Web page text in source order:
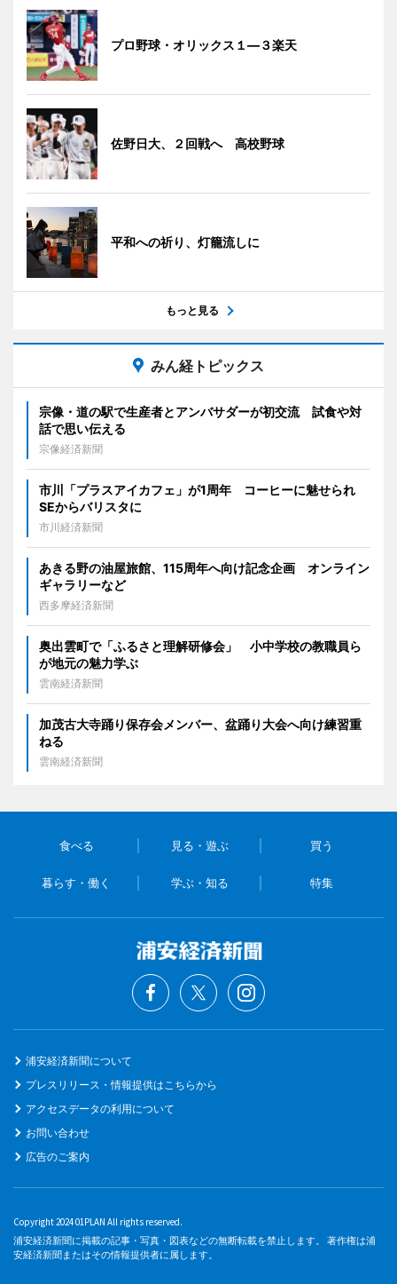
プロ野球・オリックス１―３楽天
佐野日大、２回戦へ 高校野球
平和への祈り、灯籠流しに
もっと見る
みん経トピックス
宗像・道の駅で生産者とアンバサダーが初交流 試食や対
話で思い伝える
宗像経済新聞
市川「プラスアイカフェ」が1周年 コーヒーに魅せられ
SEからバリスタに
市川経済新聞
あきる野の油屋旅館、115周年へ向け記念企画 オンライン
ギャラリーなど
西多摩経済新聞
奥出雲町で「ふるさと理解研修会」 小中学校の教職員ら
が地元の魅力学ぶ
雲南経済新聞
加茂古大寺踊り保存会メンバー、盆踊り大会へ向け練習重
ねる
雲南経済新聞
食べる 見る・遊ぶ 買う
暮らす・働く 学ぶ・知る 特集
浦安経済新聞について
プレスリリース・情報提供はこちらから
アクセスデータの利用について
お問い合わせ
広告のご案内
Copyright 2024 01PLAN All rights reserved.
浦安経済新聞に掲載の記事・写真・図表などの無断転載を禁止します。 著作権は浦
安経済新聞またはその情報提供者に属します。